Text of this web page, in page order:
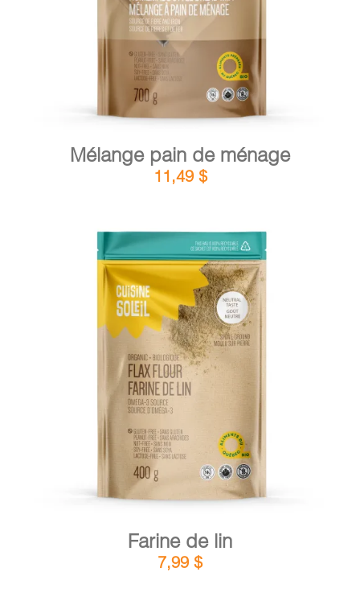
Mélange pain de ménage
11,49 $
AJOUTER AU PANIER /
Farine de lin
7,99 $